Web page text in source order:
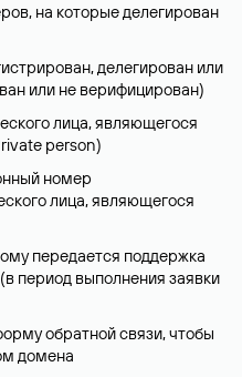
на которые делегирован
делегирован или
или не верифицирован)
лица, являющегося
person)
номер
лица, являющегося
передается поддержка
период выполнения заявки
обратной связи, чтобы
домена